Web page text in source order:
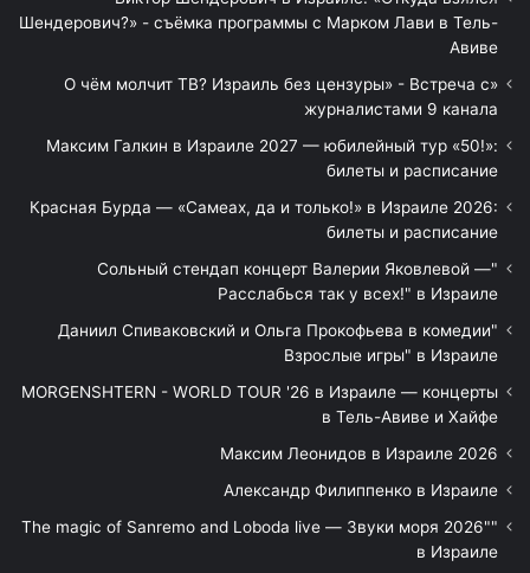
Шендерович?» - съёмка программы с Марком Лави в Тель-
Авиве
«О чём молчит ТВ? Израиль без цензуры» - Встреча с
журналистами 9 канала
Максим Галкин в Израиле 2027 — юбилейный тур «50!»:
билеты и расписание
Красная Бурда — «Самеах, да и только!» в Израиле 2026:
билеты и расписание
"Сольный стендап концерт Валерии Яковлевой —
Расслабься так у всех!" в Израиле
"Даниил Спиваковский и Ольга Прокофьева в комедии
Взрослые игры" в Израиле
MORGENSHTERN - WORLD TOUR '26 в Израиле — концерты
в Тель-Авиве и Хайфе
Максим Леонидов в Израиле 2026
Александр Филиппенко в Израиле
"The magic of Sanremo and Loboda live — Звуки моря 2026"
в Израиле